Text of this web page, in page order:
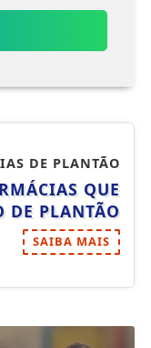
DE PLANTÃO
QUE
DE PLANTÃO
SAIBA MAIS